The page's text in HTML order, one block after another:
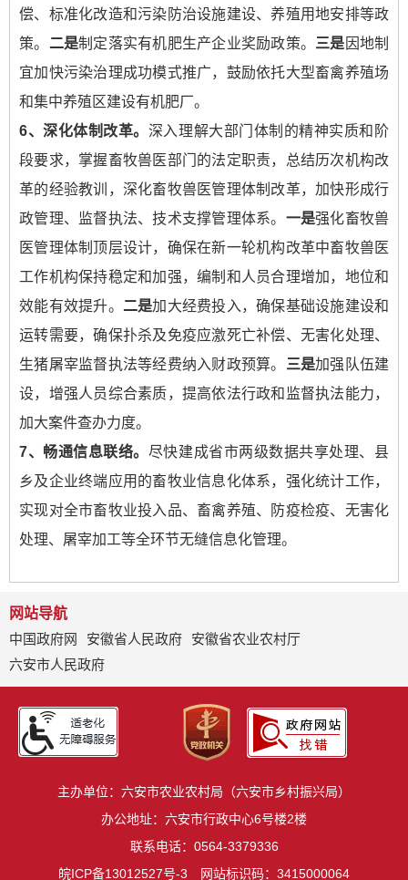
偿、标准化改造和污染防治设施建设、养殖用地安排等政
策。 二是制定落实有机肥生产企业奖励政策。 三是 因地制
宜加快污染治理成功模式推广，鼓励依托大型畜禽养殖场
和集中养殖区建设有机肥厂。
6、深化体制改革。 深入理解大部门体制的精神实质和阶
段要求，掌握畜牧兽医部门的法定职责，总结历次机构改
革的经验教训，深化畜牧兽医管理体制改革，加快形成行
政管理、监督执法、技术支撑管理体系。 一是强化畜牧兽
医管理体制顶层设计，确保在新一轮机构改革中畜牧兽医
工作机构保持稳定和加强，编制和人员合理增加，地位和
效能有效提升。 二是加大经费投入，确保基础设施建设和
运转需要，确保扑杀及免疫应激死亡补偿、无害化处理、
生猪屠宰监督执法等经费纳入财政预算。 三是加强队伍建
设，增强人员综合素质，提高依法行政和监督执法能力，
加大案件查办力度。
7、畅通信息联络。 尽快建成省市两级数据共享处理、县
乡及企业终端应用的畜牧业信息化体系，强化统计工作，
实现对全市畜牧业投入品、畜禽养殖、防疫检疫、无害化
处理、屠宰加工等全环节无缝信息化管理。
网站导航
中国政府网
安徽省人民政府
安徽省农业农村厅
六安市人民政府
主办单位：六安市农业农村局（六安市乡村振兴局）
办公地址：六安市行政中心6号楼2楼
联系电话：0564-3379336
皖ICP备13012527号-3
网站标识码：3415000064